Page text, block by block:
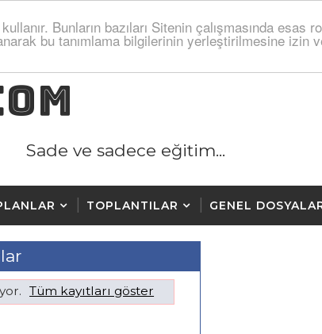
Bunların bazıları Sitenin çalışmasında esas
bu tanımlama bilgilerinin yerleştirilmesine izin
Sade ve sadece eğitim...
TOPLANTILAR GENEL
Tüm kayıtları göster